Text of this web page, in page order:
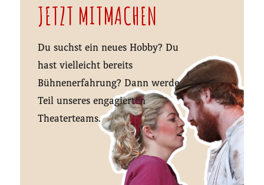
JETZT MITMACHEN
Du suchst ein neues Hobby? Du
hast vielleicht bereits
Bühnenerfahrung? Dann werde
Teil unseres engagierten
Theaterteams.